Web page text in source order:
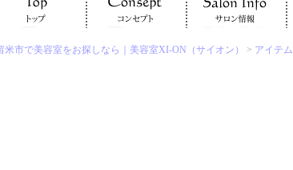
米市で美容室をお探しなら｜美容室XI-ON（サイオン） > アイテム